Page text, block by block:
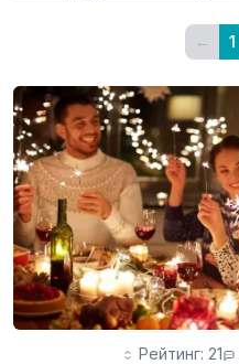
← 1
Рейтинг: 21